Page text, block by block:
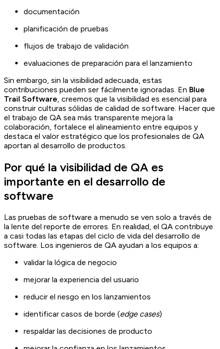
documentación
planificación de pruebas
flujos de trabajo de validación
evaluaciones de preparación para el lanzamiento
Sin embargo, sin la visibilidad adecuada, estas
contribuciones pueden ser fácilmente ignoradas. En Blue
Trail Software, creemos que la visibilidad es esencial para
construir culturas sólidas de calidad de software. Hacer que
el trabajo de QA sea más transparente mejora la
colaboración, fortalece el alineamiento entre equipos y
destaca el valor estratégico que los profesionales de QA
aportan al desarrollo de productos.
Por qué la visibilidad de QA es
importante en el desarrollo de
software
Las pruebas de software a menudo se ven solo a través de
la lente del reporte de errores. En realidad, el QA contribuye
a casi todas las etapas del ciclo de vida del desarrollo de
software. Los ingenieros de QA ayudan a los equipos a:
validar la lógica de negocio
mejorar la experiencia del usuario
reducir el riesgo en los lanzamientos
identificar casos de borde (edge cases)
respaldar las decisiones de producto